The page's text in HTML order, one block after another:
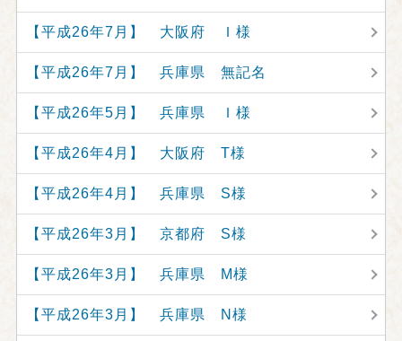
【平成26年7月】 大阪府 Ｉ様
【平成26年7月】 兵庫県 無記名
【平成26年5月】 兵庫県 Ｉ様
【平成26年4月】 大阪府 T様
【平成26年4月】 兵庫県 S様
【平成26年3月】 京都府 S様
【平成26年3月】 兵庫県 M様
【平成26年3月】 兵庫県 N様